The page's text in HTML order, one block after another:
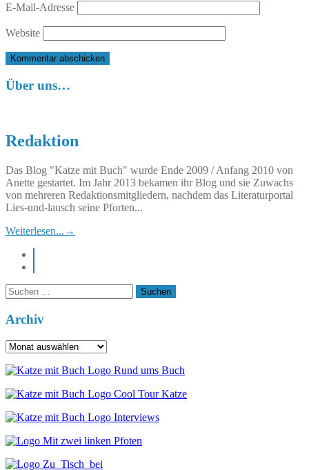
E-Mail-Adresse
Website
Über uns…
Redaktion
Das Blog "Katze mit Buch" wurde Ende 2009 / Anfang 2010 von
Anette gestartet. Im Jahr 2013 bekamen ihr Blog und sie Zuwachs
von mehreren Redaktionsmitgliedern, nachdem das Literaturportal
Lies-und-lausch seine Pforten...
Weiterlesen... →
Suchen
nach:
Archiv
Archiv